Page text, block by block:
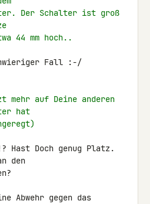
Der Schalter ist groß
44 mm hoch..
Fall :-/
auf Deine anderen
hat
Hast Doch genug Platz.
den
Abwehr gegen das